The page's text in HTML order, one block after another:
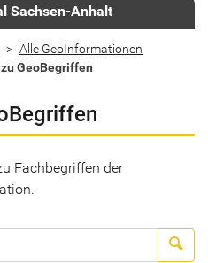
Sachsen-Anhalt
Alle GeoInformationen
GeoBegriffen
Fachbegriffen der